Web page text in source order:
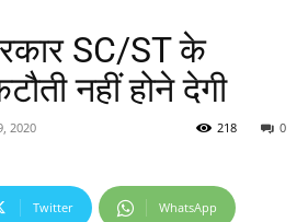
SC/ST के
नहीं होने देगी
2020 0
218
Twitter WhatsApp